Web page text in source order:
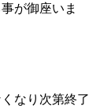
が御座いま
なり次第終了